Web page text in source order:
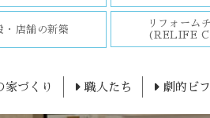
・店舗の新築
リフォーム
(RELIFE
づくり 職人たち 劇的ビ